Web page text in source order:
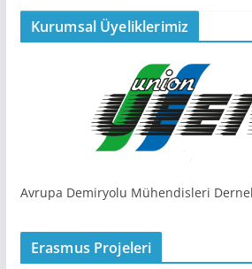
Kurumsal Üyeliklerimiz
Avrupa Demiryolu Mühendisleri
Erasmus Projeleri